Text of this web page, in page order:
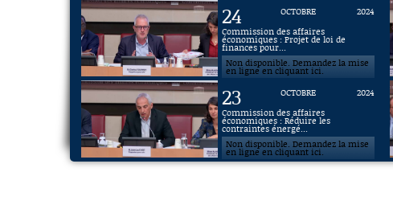
24 OCTOBRE
2024
Commission des affaires
économiques : Projet de loi de
finances pour...
Non disponible. Demandez la mise
en ligne en cliquant ici.
23 OCTOBRE
2024
Commission des affaires
économiques : Réduire les
contraintes énergé...
Non disponible. Demandez la mise
en ligne en cliquant ici.